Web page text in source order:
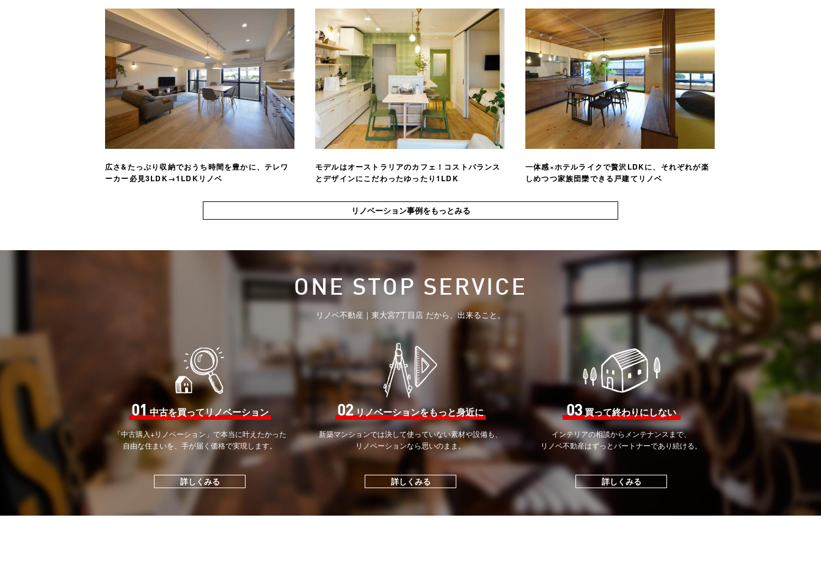
広さ&たっぷり収納でおうち時間を豊かに、テレワ
ーカー必見3LDK→1LDKリノベ
モデルはオーストラリアのカフェ！コストバランス
とデザインにこだわったゆったり1LDK
一体感×ホテルライクで贅沢LDKに、それぞれが楽
しめつつ家族団欒できる戸建てリノベ
リノベーション事例をもっとみる
ONE STOP SERVICE
リノベ不動産｜東大宮7丁目店 だから、出来ること。
01中古を買ってリノベーション
「中古購入+リノベーション」で本当に叶えたかった
自由な住まいを、手が届く価格で実現します。
詳しくみる
02リノベーションをもっと身近に
新築マンションでは決して使っていない素材や設備も、
リノベーションなら思いのまま。
詳しくみる
03買って終わりにしない
インテリアの相談から メンテナンスまで、
リノベ不動産はずっとパートナーであり続ける。
詳しくみる